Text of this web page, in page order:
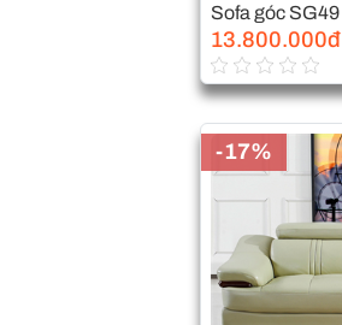
Sofa góc SG49
13.800.000đ
-17%